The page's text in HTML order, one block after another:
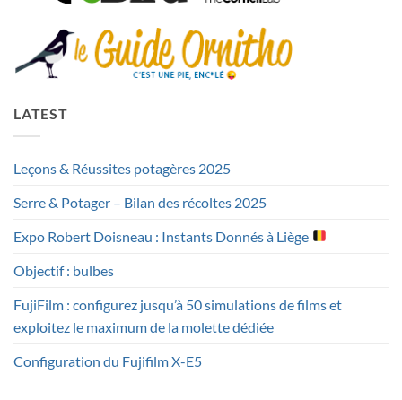
LATEST
Leçons & Réussites potagères 2025
Serre & Potager – Bilan des récoltes 2025
Expo Robert Doisneau : Instants Donnés à Liège
Objectif : bulbes
FujiFilm : configurez jusqu’à 50 simulations de films et
exploitez le maximum de la molette dédiée
Configuration du Fujifilm X-E5